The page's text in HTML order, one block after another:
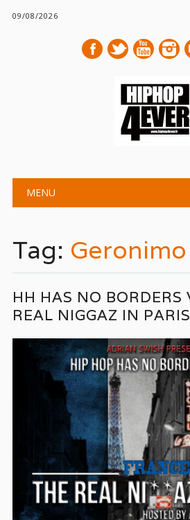
09/08/2026
Main menu
MENU
Tag:
HH HAS NO BORDERS
REAL NIGGAZ IN